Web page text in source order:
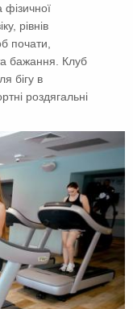
рівнів
почати,
бажання. Клуб
бігу в
роздягальні